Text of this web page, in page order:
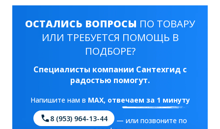
ОСТАЛИСЬ ВОПРОСЫ ПО ТОВАРУ
ИЛИ ТРЕБУЕТСЯ ПОМОЩЬ В
ПОДБОРЕ?
Специалисты компании Сантехгид с
радостью помогут.
Напишите нам в MAX, отвечаем за 1 минуту
8 (953) 964-13-44
— или позвоните по